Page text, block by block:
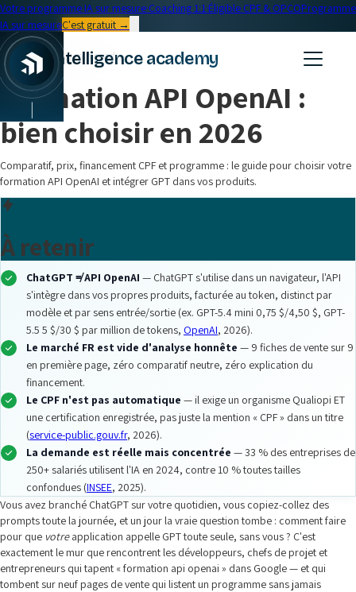
Votre programme IA sur mesure·Coaching 1:1·Éligible CPF & OPCOProgramme
IA sur mesureC'est gratuit →
intelligence academy
← Blog
Formation IA• 13 min read
Formation API OpenAI :
bien choisir en 2026
Comparatif, prix, financement CPF et programme : le guide pour choisir votre
formation API OpenAI et intégrer GPT dans vos produits.
À retenir
ChatGPT ≠ API OpenAI — ChatGPT s'utilise dans un navigateur, l'API
s'intègre dans vos propres produits, facturée au token, distinct par
modèle et par sens entrée/sortie (ex. GPT-5.4 mini 0,75 $/4,50 $, GPT-
5.5 5 $/30 $ par million de tokens, OpenAI, 2026).
Le marché FR est vide d'analyse honnête — 9 fiches de vente sur 9
en première page, zéro comparatif neutre, zéro explication du
financement.
Le CPF n'est pas automatique — il exige un organisme Qualiopi ET
une certification enregistrée, pas juste la mention « CPF » dans un titre
(service-public.gouv.fr, 2026).
La demande est réelle mais concentrée — 33 % des entreprises de
250+ salariés utilisent l'IA en 2024, contre 10 % toutes tailles
confondues (INSEE, 2025).
Vous avez branché ChatGPT sur votre quotidien, vous copiez-collez des
prompts toute la journée, et un jour la vraie question tombe : comment faire
pour que votreapplication appelle GPT toute seule, sans vous ? C'est
exactement le mur que rencontrent les développeurs, chefs de projet et
entrepreneurs qui tapent « formation api openai » dans Google — et qui
tombent sur neuf pages de vente qui listent un programme sans jamais